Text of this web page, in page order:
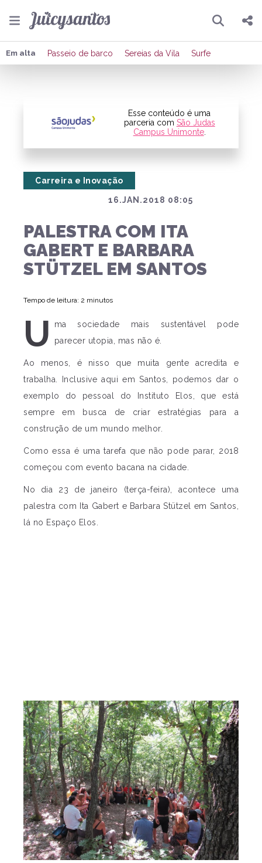
Pesquisar
Compartilhar
Publicar no Facebook
Em alta Passeio de barco Sereias da Vila Surfe
Esse conteúdo é uma
parceria com São Judas
Campus Unimonte.
16.JAN.2018 08:05
Carreira e Inovação
PALESTRA COM ITA
GABERT E BARBARA
STÜTZEL EM SANTOS
Tempo de leitura: 2 minutos
U
ma sociedade mais sustentável pode
parecer utopia, mas não é.
Ao menos, é nisso que muita gente acredita e
trabalha. Inclusive aqui em Santos, podemos dar o
exemplo do pessoal do Instituto Elos, que está
sempre em busca de criar estratégias para a
construção de um mundo melhor.
Como essa é uma tarefa que não pode parar, 2018
começou com evento bacana na cidade.
No dia 23 de janeiro (terça-feira), acontece uma
palestra com Ita Gabert e Barbara Stützel em Santos,
lá no Espaço Elos.